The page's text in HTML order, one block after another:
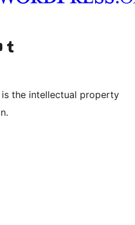
account
YouTube channel
Visit our Tumblr account
the intellectual property